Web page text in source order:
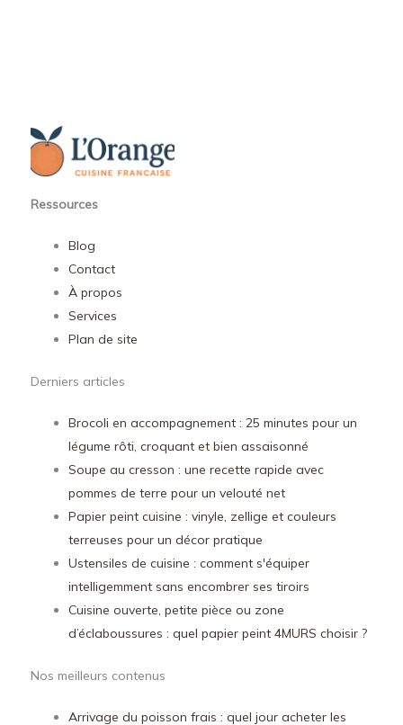
Ressources
Blog
Contact
À propos
Services
Plan de site
Derniers articles
Brocoli en accompagnement : 25 minutes pour un
légume rôti, croquant et bien assaisonné
Soupe au cresson : une recette rapide avec
pommes de terre pour un velouté net
Papier peint cuisine : vinyle, zellige et couleurs
terreuses pour un décor pratique
Ustensiles de cuisine : comment s'équiper
intelligemment sans encombrer ses tiroirs
Cuisine ouverte, petite pièce ou zone
d’éclaboussures : quel papier peint 4MURS choisir ?
Nos meilleurs contenus
Arrivage du poisson frais : quel jour acheter les